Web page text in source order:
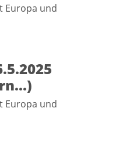
Europa und
Europa und